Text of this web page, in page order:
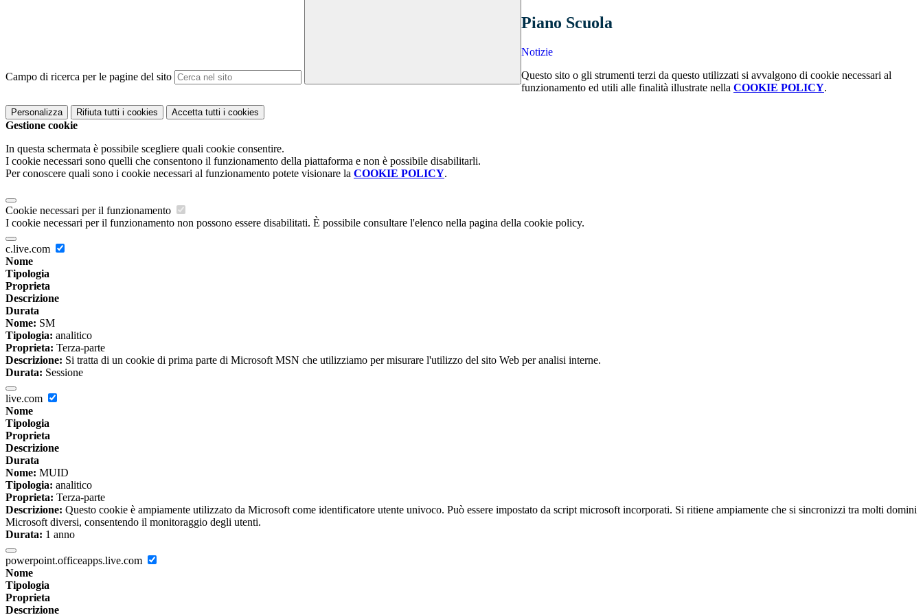
Campo di ricerca per le pagine del sito
Piano Scuola
Notizie
Questo sito o gli strumenti terzi da questo utilizzati si avvalgono di cookie necessari al
funzionamento ed utili alle finalità illustrate nella COOKIE POLICY.
Personalizza Rifiuta tutti i cookies Accetta tutti i cookies
Gestione cookie
In questa schermata è possibile scegliere quali cookie consentire.
I cookie necessari sono quelli che consentono il funzionamento della piattaforma e non è possibile disabilitarli.
Per conoscere quali sono i cookie necessari al funzionamento potete visionare la COOKIE POLICY.
Cookie necessari per il funzionamento
I cookie necessari per il funzionamento non possono essere disabilitati. È possibile consultare l'elenco nella pagina della cookie policy.
c.live.com
Nome
Tipologia
Proprieta
Descrizione
Durata
Nome: SM
Tipologia: analitico
Proprieta: Terza-parte
Descrizione: Si tratta di un cookie di prima parte di Microsoft MSN che utilizziamo per misurare l'utilizzo del sito Web per analisi interne.
Durata: Sessione
live.com
Nome
Tipologia
Proprieta
Descrizione
Durata
Nome: MUID
Tipologia: analitico
Proprieta: Terza-parte
Descrizione: Questo cookie è ampiamente utilizzato da Microsoft come identificatore utente univoco. Può essere impostato da script microsoft incorporati. Si ritiene ampiamente che si sincronizzi tra molti domini
Microsoft diversi, consentendo il monitoraggio degli utenti.
Durata: 1 anno
powerpoint.officeapps.live.com
Nome
Tipologia
Proprieta
Descrizione